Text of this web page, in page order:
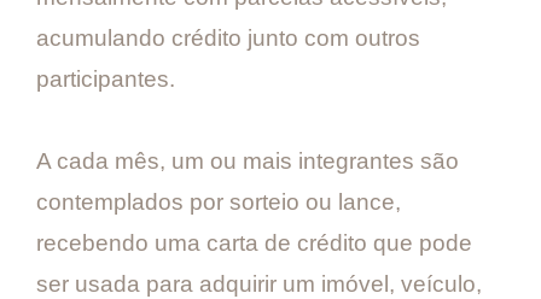
acumulando crédito junto com outros
participantes.
A cada mês, um ou mais integrantes são
contemplados por sorteio ou lance,
recebendo uma carta de crédito que pode
ser usada para adquirir um imóvel, veículo,